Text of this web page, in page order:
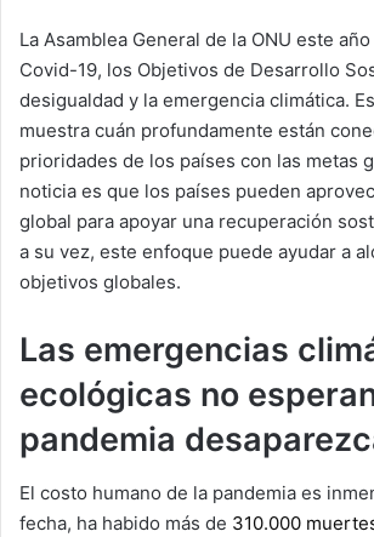
La Asamblea General de la ONU este
Covid-19, los Objetivos de Desarrollo
desigualdad y la emergencia climática.
muestra cuán profundamente están
prioridades de los países con las metas
noticia es que los países pueden
global para apoyar una recuperación
a su vez, este enfoque puede ayudar a
objetivos globales.
Las emergencias
ecológicas no
pandemia
El costo humano de la pandemia es
fecha, ha habido más de 310.000